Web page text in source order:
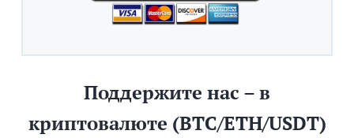
Поддержите нас – в
криптовалюте (BTC/ETH/USDT)